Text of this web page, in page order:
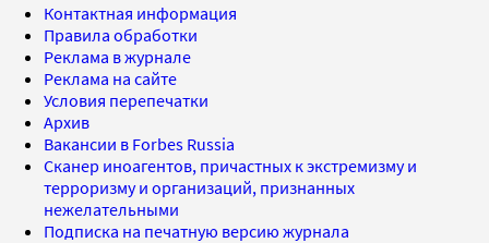
Контактная информация
Правила обработки
Реклама в журнале
Реклама на сайте
Условия перепечатки
Архив
Вакансии в Forbes Russia
Сканер иноагентов, причастных к экстремизму и
терроризму и организаций, признанных
нежелательными
Подписка на печатную версию журнала